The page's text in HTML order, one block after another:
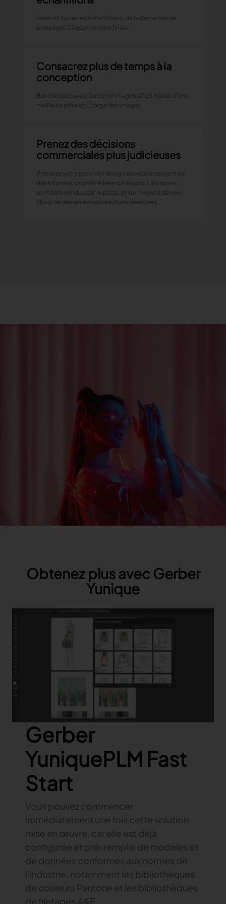
Gerber Atria
Relevez n’importe quel défi de découpe de tissu
Achieve exceptional quality and performance
with a tension-free spreading solution.
MARKET
Retviews
Launchmetrics
Supervisez l’ensemble de l’activité de votre
Content Hub
Gérer et suivre les échantillons, de la demande de
prototype à l'approbation finale.
Consacrez plus de temps à la
conception
Bénéficiez d'une création d'images simplifiée et d'une
meilleure prise en charge des images.
Prenez des décisions
commerciales plus judicieuses
Préparez votre prochain design en vous appuyant sur
des informations détaillées sur les produits qui se
sont bien vendus par le passé et sur l'impact de vos
choix de design sur vos résultats financiers.
Obtenez plus avec Gerber
Yunique
Gerber
YuniquePLM Fast
Start
Vous pouvez commencer
immédiatement une fois cette solution
mise en œuvre, car elle est déjà
configurée et pré-remplie de modèles et
de données conformes aux normes de
l'industrie, notamment les bibliothèques
de couleurs Pantone et les bibliothèques
de filetages A&E.